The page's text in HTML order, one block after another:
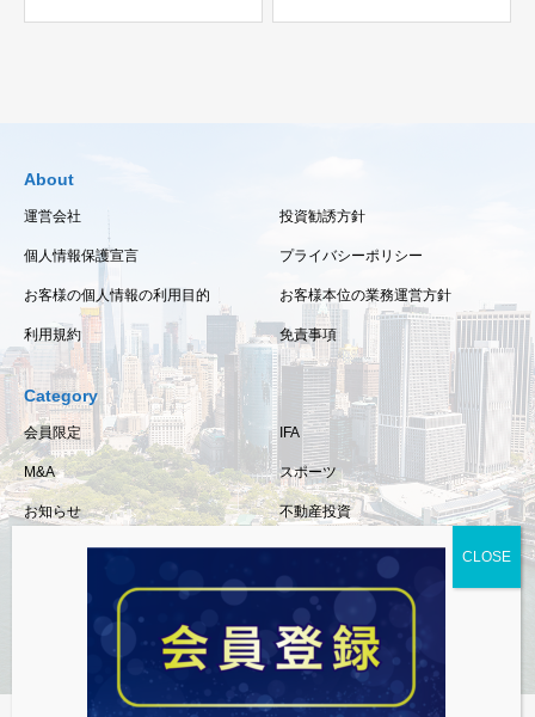
About
運営会社 投資勧誘方針
個人情報保護宣言 プライバシーポリシー
お客様の個人情報の利用目的 お客様本位の業務運営方針
利用規約 免責事項
Category
会員限定 IFA
M&A スポーツ
お知らせ 不動産投資
相続・事業承継
経済情報